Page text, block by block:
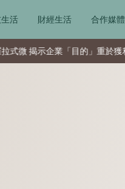
活 財經生活 合作媒體
企業「目的」重於獲利